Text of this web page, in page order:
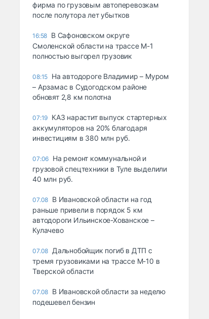
фирма по грузовым автоперевозкам
после полутора лет убытков
16:58 В Сафоновском округе
Смоленской области на трассе М-1
полностью выгорел грузовик
08:15 На автодороге Владимир – Муром
– Арзамас в Судогодском районе
обновят 2,8 км полотна
07:19 КАЗ нарастит выпуск стартерных
аккумуляторов на 20% благодаря
инвестициям в 380 млн руб.
07:06 На ремонт коммунальной и
грузовой спецтехники в Туле выделили
40 млн руб.
07.08 В Ивановской области на год
раньше привели в порядок 5 км
автодороги Ильинское-Хованское –
Кулачево
07.08 Дальнобойщик погиб в ДТП с
тремя грузовиками на трассе М-10 в
Тверской области
07.08 В Ивановской области за неделю
подешевел бензин